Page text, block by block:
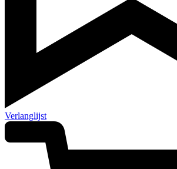
Verlanglijst